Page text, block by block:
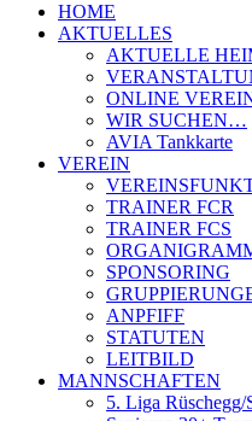
HOME
AKTUELLES
AKTUELLE
ONLINE
WIR SUCHEN…
AVIA Tankkarte
VEREIN
TRAINER FCR
TRAINER FCS
SPONSORING
ANPFIFF
STATUTEN
LEITBILD
MANNSCHAFTEN
5. Liga Rüschegg/